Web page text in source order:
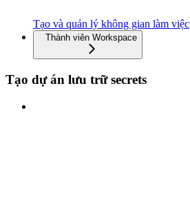
Tạo và quản lý không gian làm việc
Thành viên Workspace
Tạo dự án lưu trữ secrets